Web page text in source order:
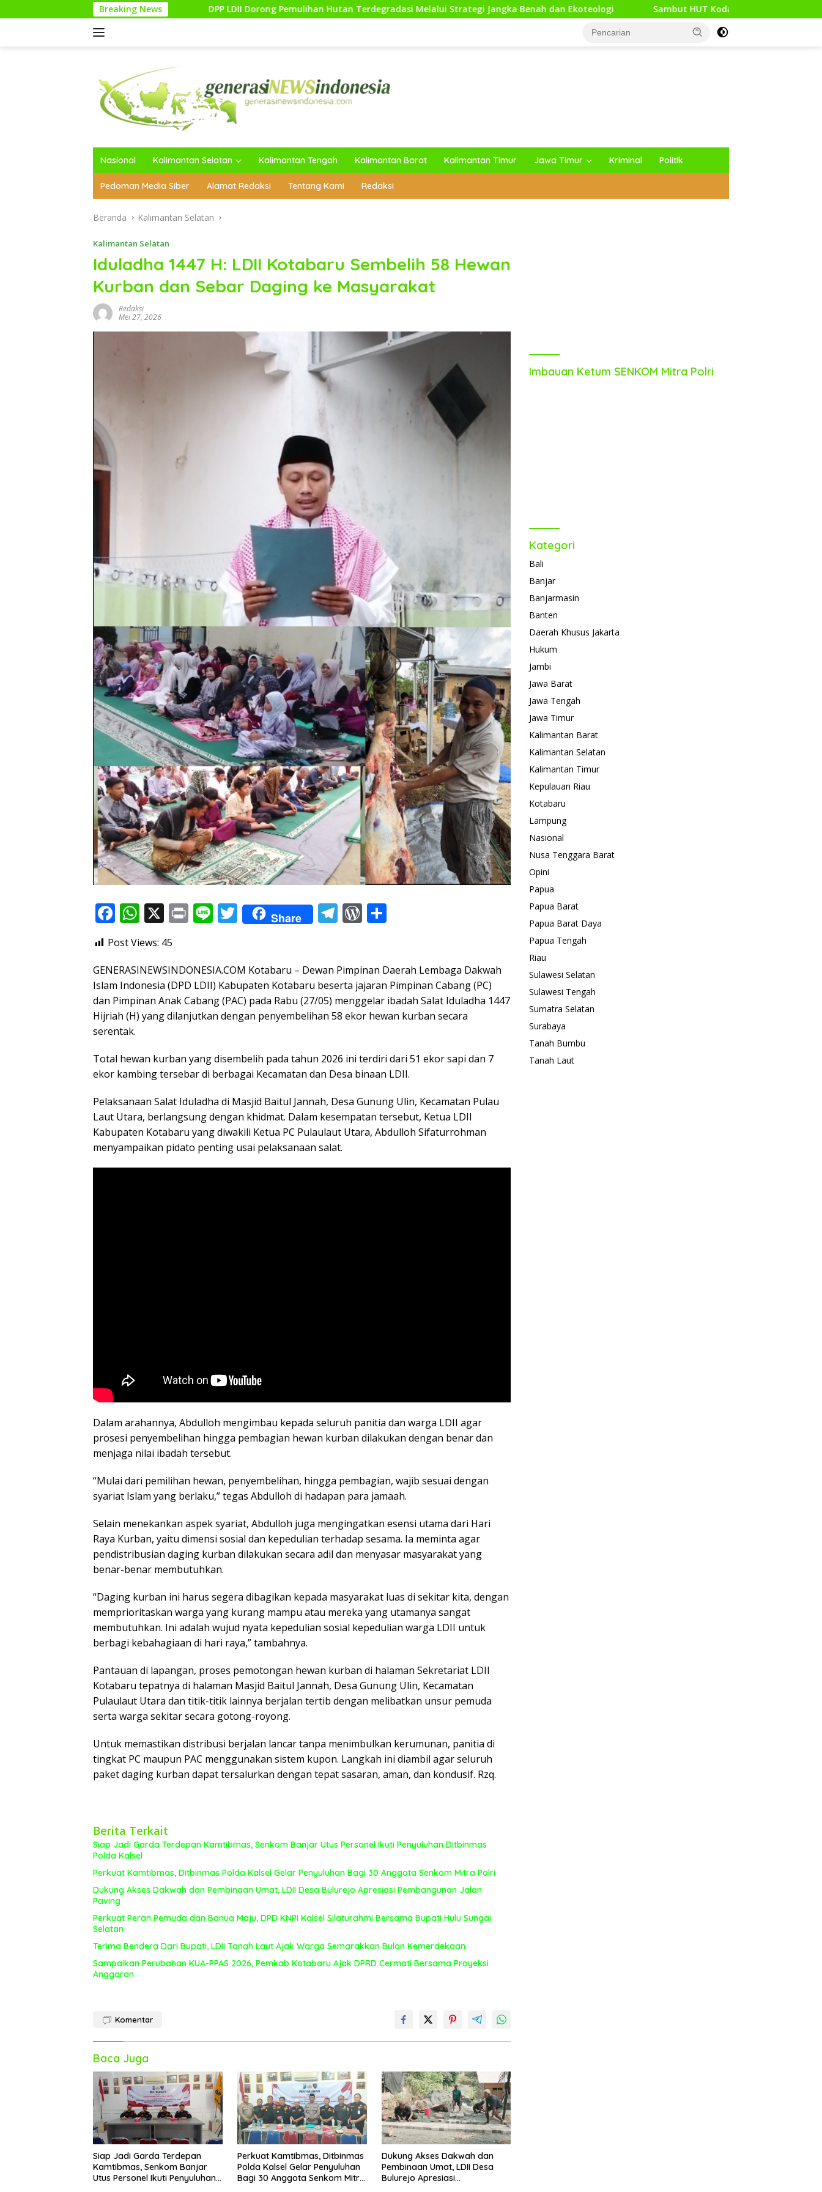
ke
Breaking News
DPP LDII Dorong Pemulihan Hutan Terdegradasi Melalui Strategi Jangka Benah dan Ekoteologi Sambut HUT Kodam XXI/Raden Intan, Kodim 0427/Way Kanan
Nasional Kalimantan Selatan Kalimantan Tengah Kalimantan Barat Kalimantan Timur Jawa Timur Kriminal Politik
Pedoman Media Siber Alamat Redaksi Tentang Kami Redaksi
Beranda Kalimantan Selatan
Kalimantan Selatan
Iduladha 1447 H: LDII Kotabaru Sembelih 58 Hewan
Kurban dan Sebar Daging ke Masyarakat
Redaksi
Mei 27, 2026
F
ac
e
b
o
o
k
W
at
s
A
p
p
X Pr Li T
w
er
Share T
gr
a
m
W
Pr
e
ss
e
Post Views: 45
GENERASINEWSINDONESIA.COM Kotabaru – Dewan Pimpinan Daerah Lembaga Dakwah
Islam Indonesia (DPD LDII) Kabupaten Kotabaru beserta jajaran Pimpinan Cabang (PC)
dan Pimpinan Anak Cabang (PAC) pada Rabu (27/05) menggelar ibadah Salat Iduladha 1447
Hijriah (H) yang dilanjutkan dengan penyembelihan 58 ekor hewan kurban secara
serentak.
Total hewan kurban yang disembelih pada tahun 2026 ini terdiri dari 51 ekor sapi dan 7
ekor kambing tersebar di berbagai Kecamatan dan Desa binaan LDII.
Pelaksanaan Salat Iduladha di Masjid Baitul Jannah, Desa Gunung Ulin, Kecamatan Pulau
Laut Utara, berlangsung dengan khidmat. Dalam kesempatan tersebut, Ketua LDII
Kabupaten Kotabaru yang diwakili Ketua PC Pulaulaut Utara, Abdulloh Sifaturrohman
menyampaikan pidato penting usai pelaksanaan salat.
Dalam arahannya, Abdulloh mengimbau kepada seluruh panitia dan warga LDII agar
prosesi penyembelihan hingga pembagian hewan kurban dilakukan dengan benar dan
menjaga nilai ibadah tersebut.
“Mulai dari pemilihan hewan, penyembelihan, hingga pembagian, wajib sesuai dengan
syariat Islam yang berlaku,” tegas Abdulloh di hadapan para jamaah.
Selain menekankan aspek syariat, Abdulloh juga mengingatkan esensi utama dari Hari
Raya Kurban, yaitu dimensi sosial dan kepedulian terhadap sesama. Ia meminta agar
pendistribusian daging kurban dilakukan secara adil dan menyasar masyarakat yang
benar-benar membutuhkan.
“Daging kurban ini harus segera dibagikan kepada masyarakat luas di sekitar kita, dengan
memprioritaskan warga yang kurang mampu atau mereka yang utamanya sangat
membutuhkan. Ini adalah wujud nyata kepedulian sosial kepedulian warga LDII untuk
berbagi kebahagiaan di hari raya,” tambahnya.
Pantauan di lapangan, proses pemotongan hewan kurban di halaman Sekretariat LDII
Kotabaru tepatnya di halaman Masjid Baitul Jannah, Desa Gunung Ulin, Kecamatan
Pulaulaut Utara dan titik-titik lainnya berjalan tertib dengan melibatkan unsur pemuda
serta warga sekitar secara gotong-royong.
Untuk memastikan distribusi berjalan lancar tanpa menimbulkan kerumunan, panitia di
tingkat PC maupun PAC menggunakan sistem kupon. Langkah ini diambil agar seluruh
paket daging kurban dapat tersalurkan dengan tepat sasaran, aman, dan kondusif. Rzq.
Berita Terkait
Siap Jadi Garda Terdepan Kamtibmas, Senkom Banjar Utus Personel Ikuti Penyuluhan Ditbinmas
Polda Kalsel
Perkuat Kamtibmas, Ditbinmas Polda Kalsel Gelar Penyuluhan Bagi 30 Anggota Senkom Mitra Polri
Dukung Akses Dakwah dan Pembinaan Umat, LDII Desa Bulurejo Apresiasi Pembangunan Jalan
Paving
Perkuat Peran Pemuda dan Banua Maju, DPD KNPI Kalsel Silaturahmi Bersama Bupati Hulu Sungai
Selatan
Terima Bendera Dari Bupati, LDII Tanah Laut Ajak Warga Semarakkan Bulan Kemerdekaan
Sampaikan Perubahan KUA-PPAS 2026, Pemkab Kotabaru Ajak DPRD Cermati Bersama Proyeksi
Anggaran
Komentar
Baca Juga
Siap Jadi Garda Terdepan
Kamtibmas, Senkom Banjar
Utus Personel Ikuti Penyuluhan
Perkuat Kamtibmas, Ditbinmas
Polda Kalsel Gelar Penyuluhan
Bagi 30 Anggota Senkom Mitra
Dukung Akses Dakwah dan
Pembinaan Umat, LDII Desa
Bulurejo Apresiasi
Imbauan Ketum SENKOM Mitra Polri
Kategori
Bali
Banjar
Banjarmasin
Banten
Daerah Khusus Jakarta
Hukum
Jambi
Jawa Barat
Jawa Tengah
Jawa Timur
Kalimantan Barat
Kalimantan Selatan
Kalimantan Timur
Kepulauan Riau
Kotabaru
Lampung
Nasional
Nusa Tenggara Barat
Opini
Papua
Papua Barat
Papua Barat Daya
Papua Tengah
Riau
Sulawesi Selatan
Sulawesi Tengah
Sumatra Selatan
Surabaya
Tanah Bumbu
Tanah Laut